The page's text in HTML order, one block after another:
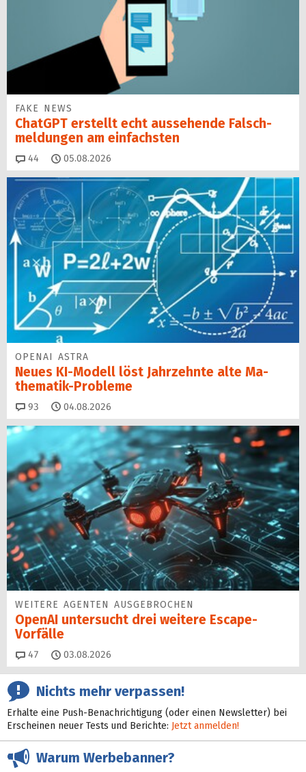
FAKE NEWS
ChatGPT erstellt echt aussehende Falsch­
mel­dungen am einfachsten
44 Kommentare
05.08.2026
OPENAI ASTRA
Neues KI-Modell löst Jahr­zehn­te alte Ma­
thematik-Pro­ble­me
93 Kommentare
04.08.2026
WEITERE AGENTEN AUSGEBROCHEN
OpenAI untersucht drei weitere Escape-
Vorfälle
47 Kommentare
03.08.2026
Nichts mehr verpassen!
Erhalte eine Push-Benachrichtigung (oder einen Newsletter) bei
Erscheinen neuer Tests und Berichte: Jetzt anmelden!
Warum Werbebanner?